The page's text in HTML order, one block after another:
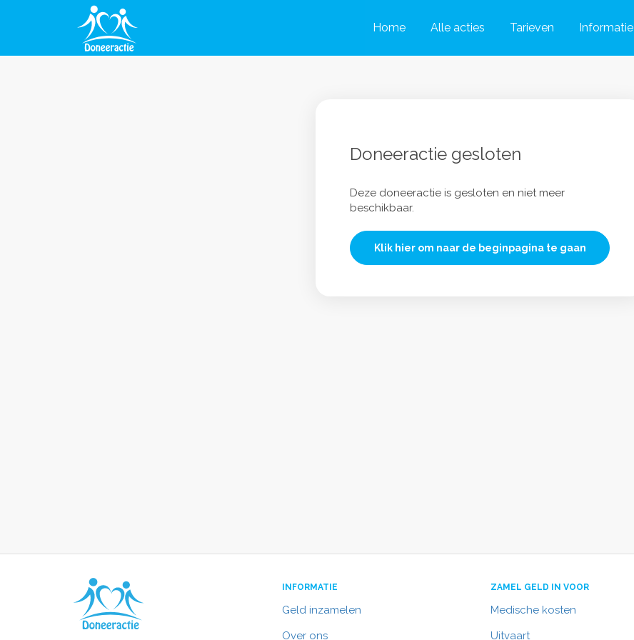
Home Alle acties Tarieven Informatie
Doneeractie gesloten
Deze doneeractie is gesloten en niet meer
beschikbaar.
Klik hier om naar de beginpagina te gaan
INFORMATIE
Geld inzamelen
Over ons
ZAMEL GELD IN VOOR
Medische kosten
Uitvaart